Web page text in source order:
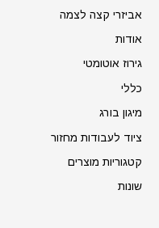
אביזרי קצה לצמה
אודות
גירוז אוטומטי
כללי
מיגון בורג
ציוד לעבודות מחזור
קטגוריות מוצרים
שונות